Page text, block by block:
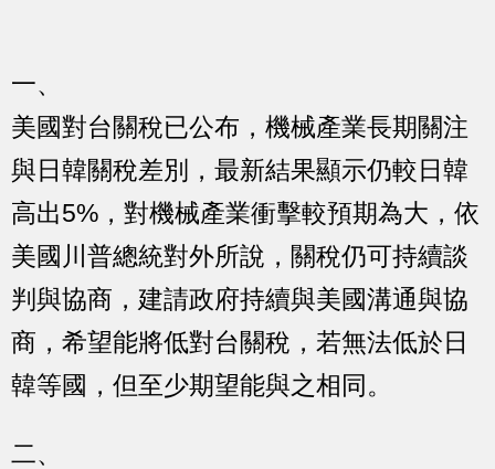
一、
美國對台關稅已公布，機械產業長期關注
與日韓關稅差別，最新結果顯示仍較日韓
高出5%，對機械產業衝擊較預期為大，依
美國川普總統對外所說，關稅仍可持續談
判與協商，建請政府持續與美國溝通與協
商，希望能將低對台關稅，若無法低於日
韓等國，但至少期望能與之相同。
二、